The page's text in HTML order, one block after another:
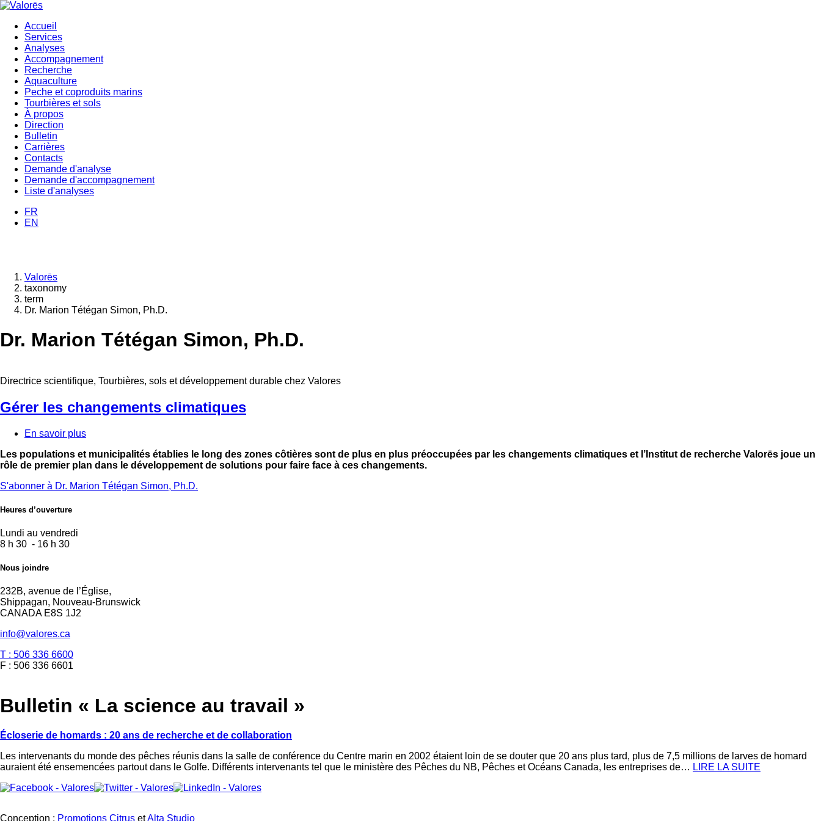
Aller
contenu
principal
Navigation
principale
Accueil
Services
Analyses
Accompagnement
Recherche
Aquaculture
Peche et coproduits marins
Tourbières et sols
À propos
Direction
Bulletin
Carrières
Contacts
Demande d'analyse
Demande d'accompagnement
Liste d'analyses
FR
EN
Fil
d'Ariane
Valorēs
taxonomy
term
Dr. Marion Tétégan Simon, Ph.D.
Dr. Marion Tétégan Simon, Ph.D.
Directrice scientifique, Tourbières, sols et développement durable chez Valores
Gérer les changements climatiques
En savoir plus
les
changements
Les populations et municipalités établies le long des zones côtières sont de plus en plus préoccupées par les changements climatiques et l’Institut de recherche Valorēs joue un
rôle de premier plan dans le développement de solutions pour faire face à ces changements.
S'abonner à Dr. Marion Tétégan Simon, Ph.D.
Heures d’ouverture
Lundi au vendredi
8 h 30 - 16 h 30
Nous joindre
232B, avenue de l’Église,
Shippagan, Nouveau-Brunswick
CANADA E8S 1J2
info@valores.ca
T : 506 336 6600
F : 506 336 6601
Bulletin « La science au travail »
Écloserie de homards : 20 ans de recherche et de collaboration
Les intervenants du monde des pêches réunis dans la salle de conférence du Centre marin en 2002 étaient loin de se douter que 20 ans plus tard, plus de 7,5 millions de larves de homard
auraient été ensemencées partout dans le Golfe. Différents intervenants tel que le ministère des Pêches du NB, Pêches et Océans Canada, les entreprises de… LIRE LA SUITE
Conception : Promotions Citrus etAlta Studio